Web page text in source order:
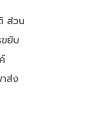
ส่วน
ยับ
ส่ง